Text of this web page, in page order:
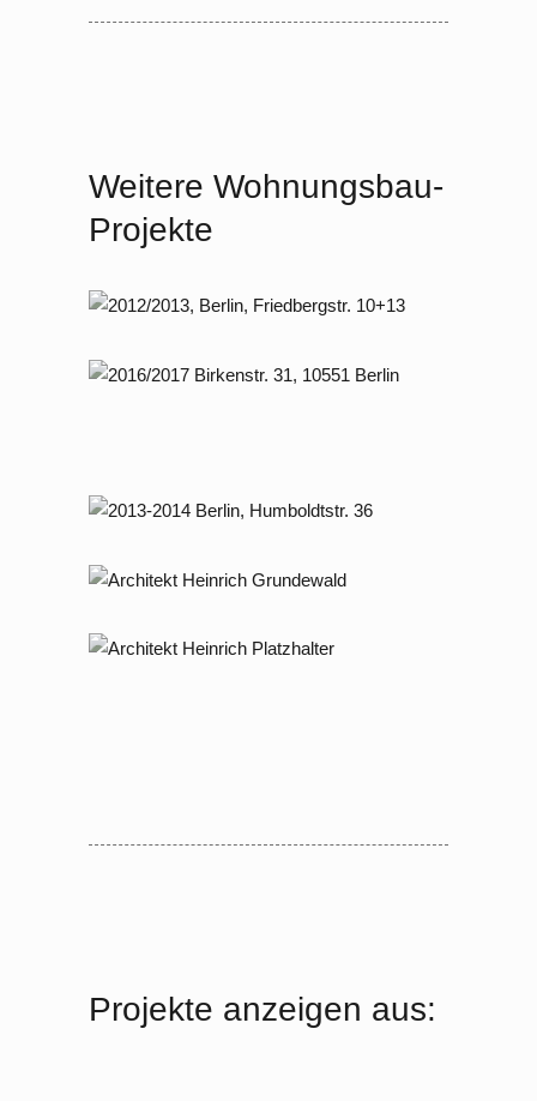
Weitere Wohnungsbau-
Projekte
2012 – 2013 Berlin, Friedbergstraße
MFH mit fünf Voll­geschossen
2013 – 2014 Berlin, Humboldtstraße
2006 – 2007 Berlin Dahlem,
2018 – 2021 Wandlitz, Prenzlauer
Projekte anzeigen aus: